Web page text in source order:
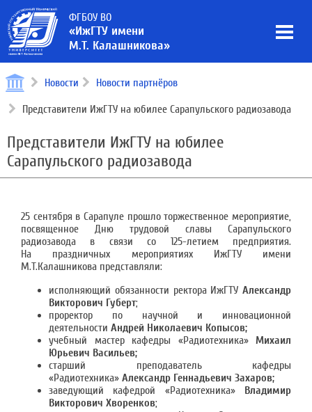
ФГБОУ ВО
«ИжГТУ имени
М.Т. Калашникова»
Новости Новости партнёров
Представители ИжГТУ на юбилее Сарапульского радиозавода
Представители ИжГТУ на юбилее
Сарапульского радиозавода
25 сентября в Сарапуле прошло торжественное мероприятие,
посвященное Дню трудовой славы Сарапульского
радиозавода в связи со 125-летием предприятия.
На праздничных мероприятиях ИжГТУ имени
М.Т.Калашникова представляли:
исполняющий обязанности ректора ИжГТУ Александр
Викторович Губерт;
проректор по научной и инновационной
деятельности Андрей Николаевич Копысов;
учебный мастер кафедры «Радиотехника» Михаил
Юрьевич Васильев;
старший преподаватель кафедры
«Радиотехника» Александр Геннадьевич Захаров;
заведующий кафедрой «Радиотехника» Владимир
Викторович Хворенков;